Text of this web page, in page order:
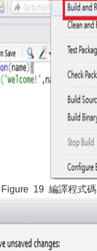
Figure 19 編譯程式碼